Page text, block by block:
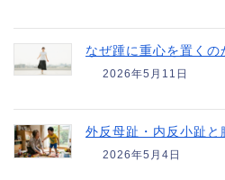
なぜ踵に重心を置く
2026年5月11日
外反母趾・内反小趾と
2026年5月4日